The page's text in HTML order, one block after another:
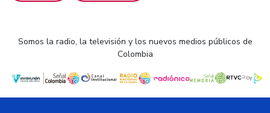
Somos la radio, la televisión y los nuevos medios públicos de
Colombia